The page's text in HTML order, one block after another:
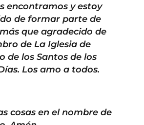
encontramos y estoy
de formar parte de
que agradecido de
de La Iglesia de
de los Santos de los
Los amo a todos.
cosas en el nombre de